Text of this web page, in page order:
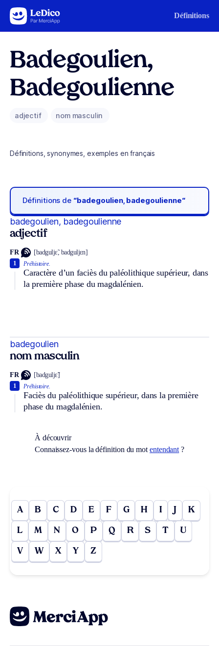
Aller au contenu Définitions
Badegoulien,
Badegoulienne
adjectif nom masculin
Définitions, synonymes, exemples en français
Définitions de “badegoulien, badegoulienne“
badegoulien, badegoulienne
adjectif
FR [badguljɛ̃, badguljɛn]
Préhistoire.
Caractère d’un faciès du paléolithique supérieur, dans
la première phase du magdalénien.
1
badegoulien
nom masculin
FR [badguljɛ̃]
Préhistoire.
Faciès du paléolithique supérieur, dans la première
phase du magdalénien.
1
À découvrir
Connaissez-vous la définition du mot entendant ?
A B C D E F G H I J K
L M N O P Q R S T U
V W X Y Z